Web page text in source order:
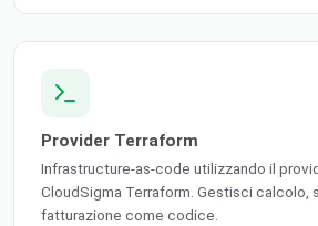
Provider Terraform
Infrastructure-as-code utilizzando il
CloudSigma Terraform. Gestisci calcolo,
fatturazione come codice.